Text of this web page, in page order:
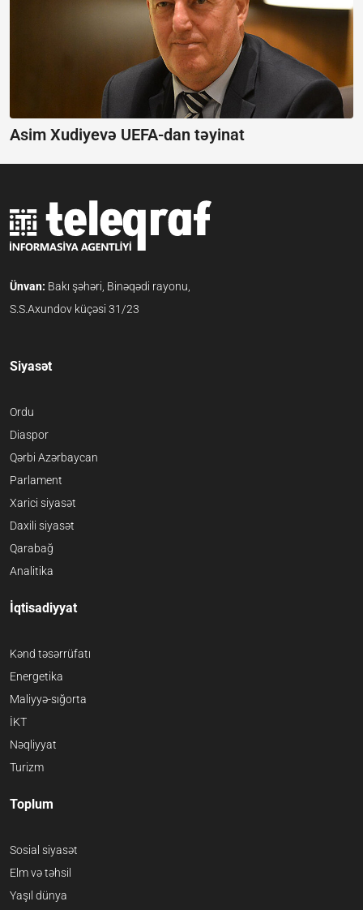
Asim Xudiyevə UEFA-dan təyinat
Ünvan: Bakı şəhəri, Binəqədi rayonu,
S.S.Axundov küçəsi 31/23
Siyasət
Ordu
Diaspor
Qərbi Azərbaycan
Parlament
Xarici siyasət
Daxili siyasət
Qarabağ
Analitika
İqtisadiyyat
Kənd təsərrüfatı
Energetika
Maliyyə-sığorta
İKT
Nəqliyyat
Turizm
Toplum
Sosial siyasət
Elm və təhsil
Yaşıl dünya